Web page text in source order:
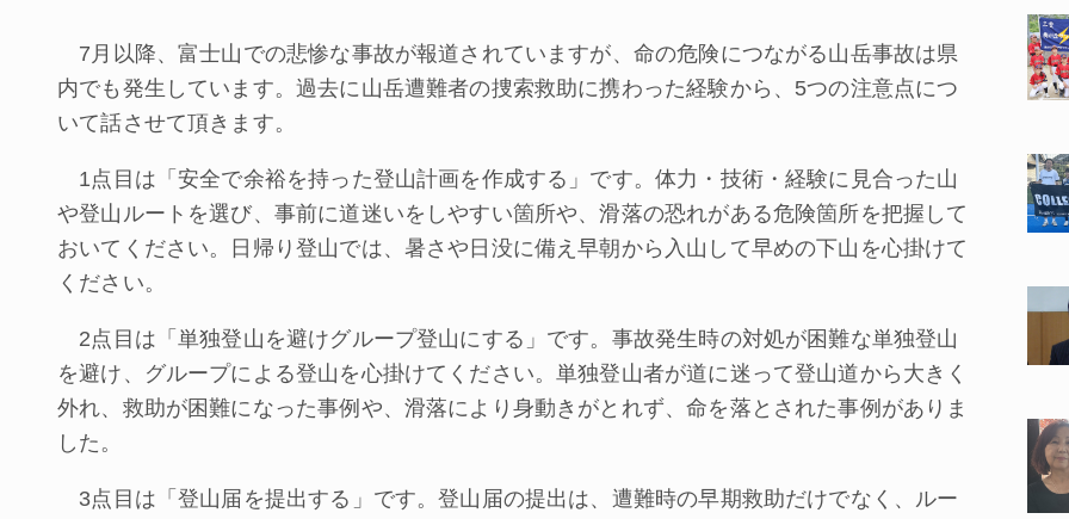
7月以降、富士山での悲惨な事故が報道されていますが、命の危険につながる山岳事故は県
内でも発生しています。過去に山岳遭難者の捜索救助に携わった経験から、5つの注意点につ
いて話させて頂きます。
1点目は「安全で余裕を持った登山計画を作成する」です。体力・技術・経験に見合った山
や登山ルートを選び、事前に道迷いをしやすい箇所や、滑落の恐れがある危険箇所を把握して
おいてください。日帰り登山では、暑さや日没に備え早朝から入山して早めの下山を心掛けて
ください。
2点目は「単独登山を避けグループ登山にする」です。事故発生時の対処が困難な単独登山
を避け、グループによる登山を心掛けてください。単独登山者が道に迷って登山道から大きく
外れ、救助が困難になった事例や、滑落により身動きがとれず、命を落とされた事例がありま
した。
3点目は「登山届を提出する」です。登山届の提出は、遭難時の早期救助だけでなく、ルー